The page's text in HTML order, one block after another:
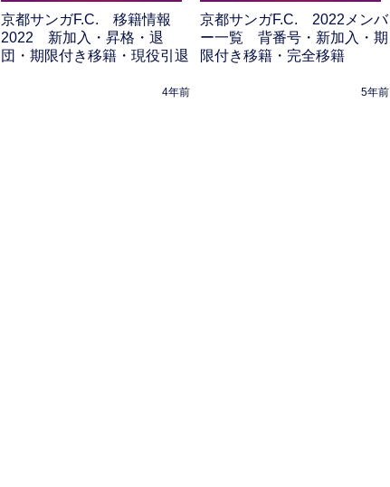
京都サンガF.C. 移籍情報
2022 新加入・昇格・退
団・期限付き移籍・現役引退
4年前
京都サンガF.C. 2022メンバ
ー一覧 背番号・新加入・期
限付き移籍・完全移籍
5年前